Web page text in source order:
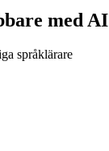
med AI
språklärare